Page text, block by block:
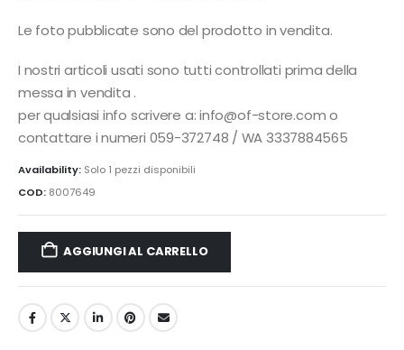
Le foto pubblicate sono del prodotto in vendita.
I nostri articoli usati sono tutti controllati prima della
messa in vendita .
per qualsiasi info scrivere a: info@of-store.com o
contattare i numeri 059-372748 / WA 3337884565
Availability: Solo 1 pezzi disponibili
COD: 8007649
AGGIUNGI AL CARRELLO